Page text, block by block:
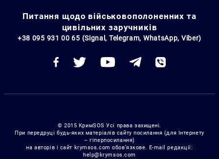
Питання щодо військовополоненних та
цивільних заручників
+38 095 931 00 65 (Signal, Telegram, WhatsApp, Viber)
© 2015 КримSOS Усі права захищені.
При передруці будь-яких матеріалів сайту посилання (для Інтернету
– гіперпосилання)
на авторів і сайт krymsos.com обов’язкове. E-mail редакції:
help@krymsos.com